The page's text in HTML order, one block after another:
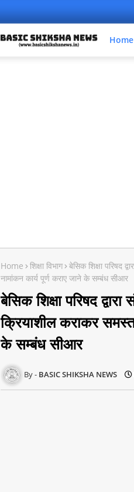
Home
Home शिक्षा विभाग बेसिक शिक्षा परिषद
नामांकन कार्य पूर्ण कराए जाने के सम्बंध सीआर
बेसिक शिक्षा परिषद
क्रियाशील कराकर
के सम्बंध सीआर
BASIC SHIKSHA NEWS